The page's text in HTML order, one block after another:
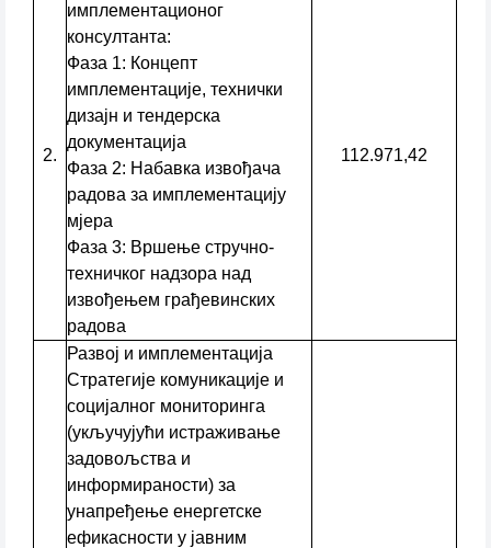
2.
имплементационог
консултанта:
Фаза 1: Концепт
имплементације, технички
дизајн и тендерска
документација
Фаза 2: Набавка извођача
радова за имплементацију
мјера
Фаза 3: Вршење стручно-
техничког надзора над
извођењем грађевинских
радова
112.971,42
Развој и имплементација
Стратегије комуникације и
социјалног мониторинга
(укључујући истраживање
задовољства и
информираности) за
унапређење енергетске
ефикасности у јавним